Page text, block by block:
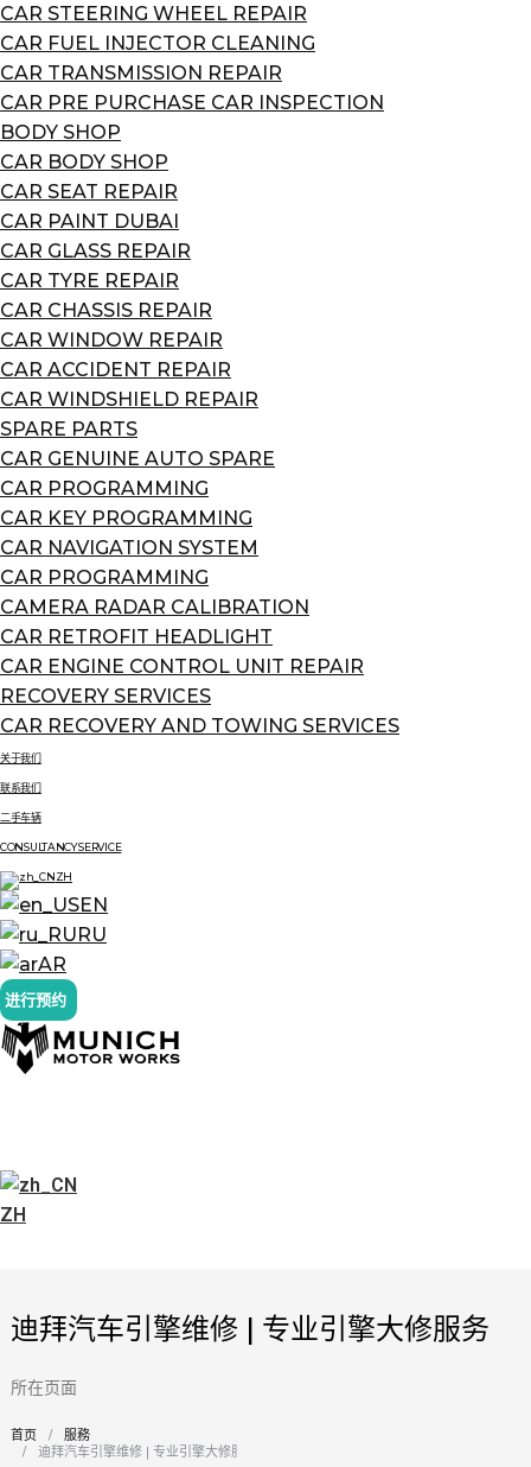
CAR STEERING WHEEL REPAIR
CAR FUEL INJECTOR CLEANING
CAR TRANSMISSION REPAIR
CAR PRE PURCHASE CAR INSPECTION
BODY SHOP
CAR BODY SHOP
CAR SEAT REPAIR
CAR PAINT DUBAI
CAR GLASS REPAIR
CAR TYRE REPAIR
CAR CHASSIS REPAIR
CAR WINDOW REPAIR
CAR ACCIDENT REPAIR
CAR WINDSHIELD REPAIR
SPARE PARTS
CAR GENUINE AUTO SPARE
CAR PROGRAMMING
CAR KEY PROGRAMMING
CAR NAVIGATION SYSTEM
CAR PROGRAMMING
CAMERA RADAR CALIBRATION
CAR RETROFIT HEADLIGHT
CAR ENGINE CONTROL UNIT REPAIR
RECOVERY SERVICES
CAR RECOVERY AND TOWING SERVICES
关于我们
联系我们
二手车辆
CONSULTANCY SERVICE
ZH
EN
RU
AR
进行预约
ZH
迪拜汽车引擎维修 | 专业引擎大修服务
所在页面
您在这里：
首页
服務
迪拜汽车引擎维修 | 专业引擎大修服务